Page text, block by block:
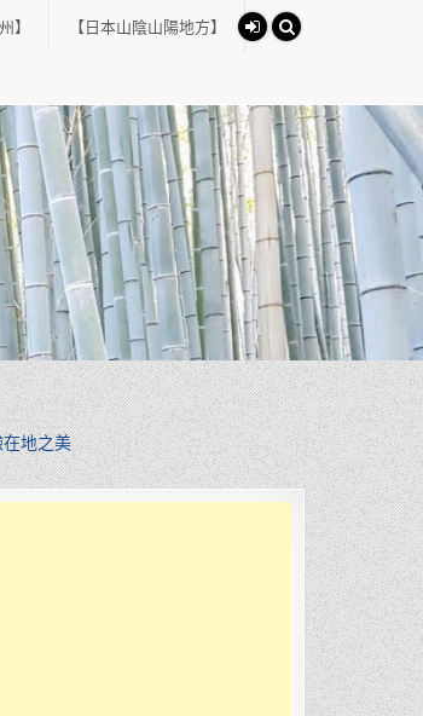
】 【日本山陰山陽地方】
地之美